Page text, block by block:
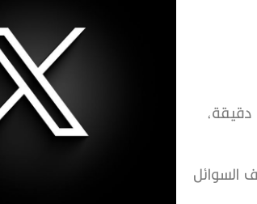
ابتكر علماء روس مادة جديدة قادرة على إصدار ضوء فوق بنفسجي لمدة قياسية تصل إلى 40 دقيقة،
السوائل